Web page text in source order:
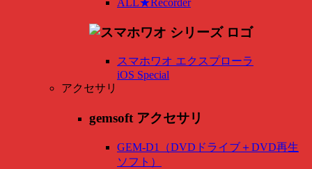
スマホワオ エクスプローラ
iOS Special
アクセサリ
gemsoft アクセサリ
GEM-D1（DVDドライブ＋DVD再生
ソフト）